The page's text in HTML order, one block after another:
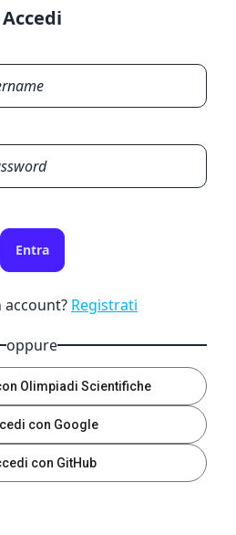
Accedi
Entra
account? Registrati
oppure
Olimpiadi Scientifiche
con Google
con GitHub